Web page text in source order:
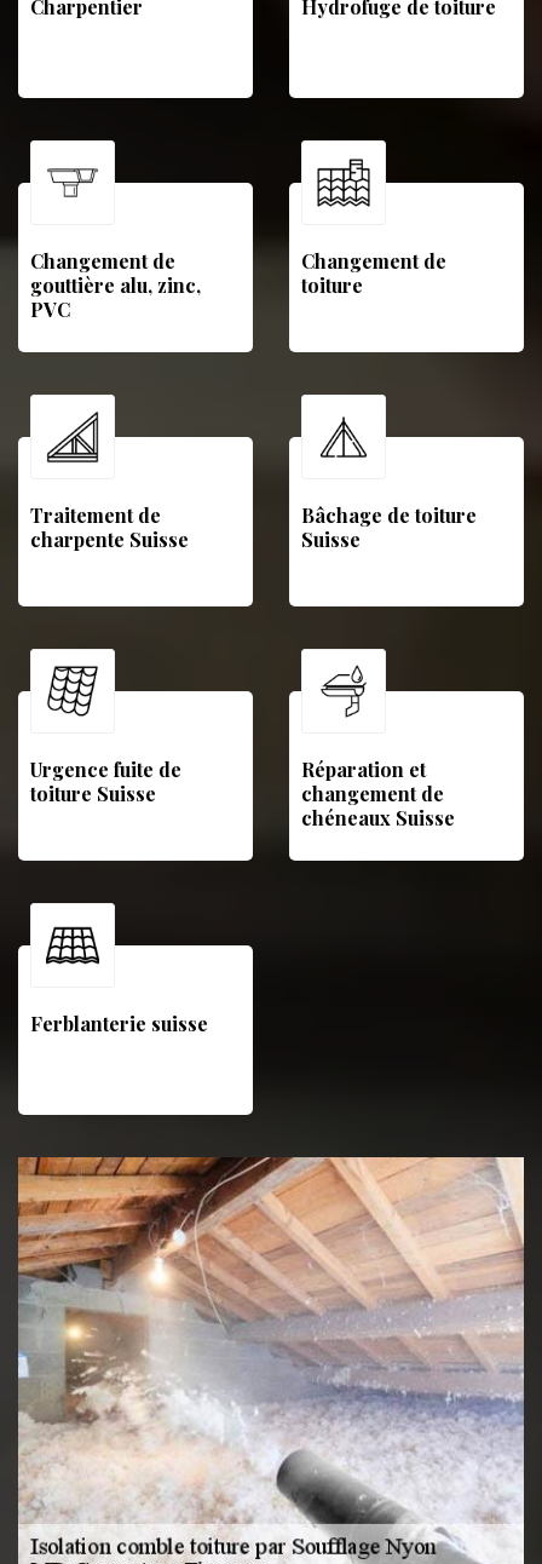
Charpentier Hydrofuge de toiture
Changement de
gouttière alu, zinc,
PVC
Changement de
toiture
Traitement de
charpente Suisse
Bâchage de toiture
Suisse
Urgence fuite de
toiture Suisse
Réparation et
changement de
chéneaux Suisse
Ferblanterie suisse